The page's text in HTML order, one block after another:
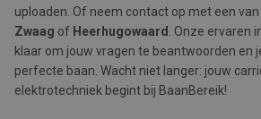
uploaden. Of neem contact op met een
Zwaag of Heerhugowaard
. Onze ervaren
klaar om jouw vragen te beantwoorden en
perfecte baan. Wacht niet langer: jouw
elektrotechniek begint bij BaanBereik!